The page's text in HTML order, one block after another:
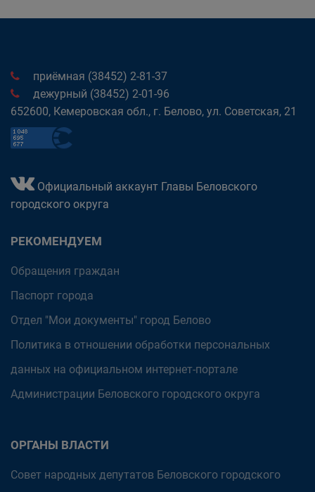
приёмная (38452) 2-81-37
дежурный (38452) 2-01-96
652600, Кемеровская обл., г. Белово, ул. Советская, 21
Официальный аккаунт Главы Беловского
городского округа
РЕКОМЕНДУЕМ
Обращения граждан
Паспорт города
Отдел "Мои документы" город Белово
Политика в отношении обработки персональных
данных на официальном интернет-портале
Администрации Беловского городского округа
ОРГАНЫ ВЛАСТИ
Совет народных депутатов Беловского городского